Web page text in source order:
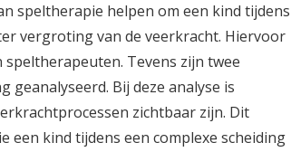
speltherapie helpen om een kind tijdens
vergroting van de veerkracht. Hiervoor
Tevens zijn twee
Bij deze analyse is
zichtbaar zijn. Dit
een kind tijdens een complexe scheiding